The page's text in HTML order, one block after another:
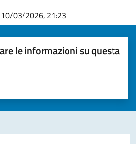
10/03/2026, 21:23
le informazioni su questa
(da 1 a 5 stelle)
stelle per valutare la chiarezza delle
5 stelle su 5
su 5
su 5
5